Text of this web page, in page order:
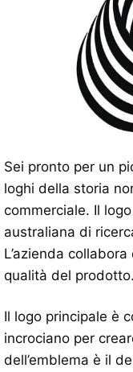
Sei pronto per un
loghi della storia
commerciale. Il
australiana di
L’azienda
qualità del prodotto.
Il logo principale è
incrociano per
dell’emblema è il